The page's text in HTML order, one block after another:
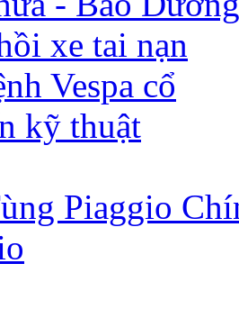
xe tai nạn
Vespa cổ
kỹ thuật
Piaggio